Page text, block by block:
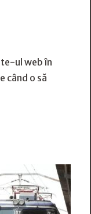
ul web în
când o să